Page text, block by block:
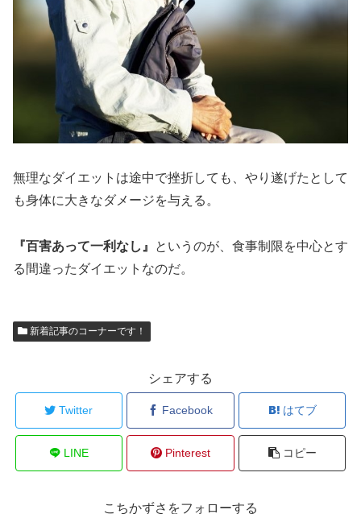
無理なダイエットは途中で挫折しても、やり遂げたとして
も身体に大きなダメージを与える。
『百害あって一利なし』
というのが、食事制限を中心とす
る間違ったダイエットなのだ。
新着記事のコーナーです！
シェアする
Twitter Facebook はてブ
LINE Pinterest コピー
こちかずさをフォローする